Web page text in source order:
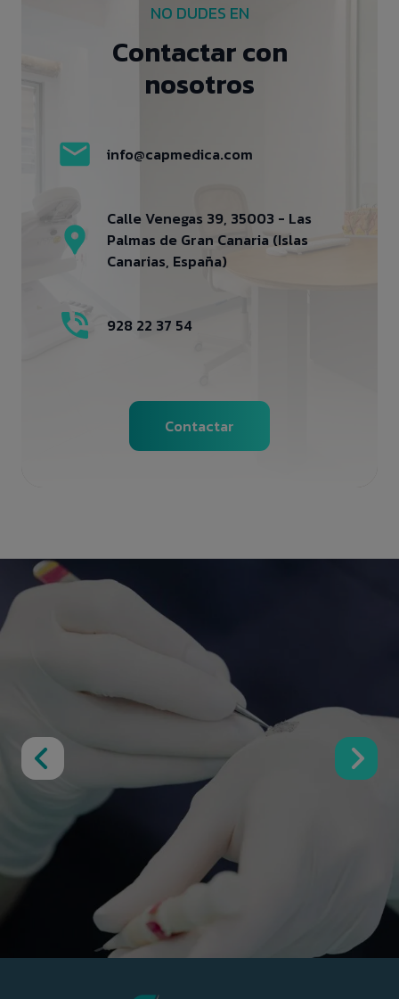
NO DUDES EN
Contactar con
nosotros
info@capmedica.com
Calle Venegas 39, 35003 - Las
Palmas de Gran Canaria (Islas
Canarias, España)
928 22 37 54
Contactar